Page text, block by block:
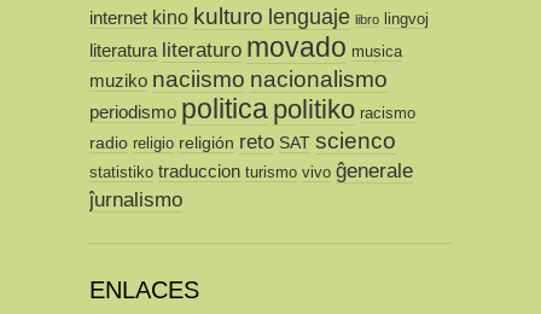
internet kino kulturo lenguaje libro lingvoj
literatura literaturo movado musica
muziko naciismo nacionalismo
periodismo politica politiko racismo
radio religio religión reto SAT scienco
statistiko traduccion turismo vivo ĝenerale
ĵurnalismo
ENLACES